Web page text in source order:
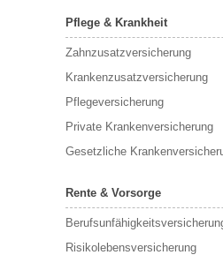
Pflege & Krankheit
Zahnzusatzversicherung
Krankenzusatzversicherung
Pflegeversicherung
Private Krankenversicherung
Gesetzliche
Rente & Vorsorge
Risikolebensversicherung